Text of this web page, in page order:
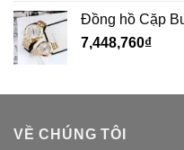
Đồng hồ Cặp
7,448,760₫
VỀ CHÚNG TÔI